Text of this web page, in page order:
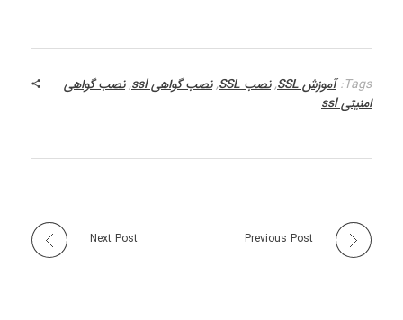
Tags: آموزش SSL ,نصب SSL ,نصب گواهی ssl ,نصب گواهی
امنیتی ssl
Previous Post
Next Post